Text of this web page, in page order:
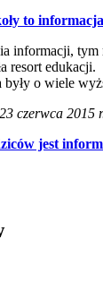
to
informacji, tym
resort edukacji.
o wiele
czerwca 2015
jest
Andrzej